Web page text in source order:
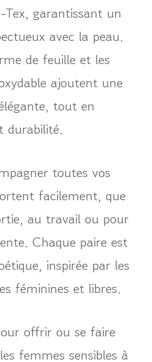
garantissant un
avec la peau.
de feuille et les
ajoutent une
tout en
durabilité.
toutes vos
facilement, que
au travail ou pour
Chaque paire est
inspirée par les
féminines et libres.
offrir ou se faire
femmes sensibles à